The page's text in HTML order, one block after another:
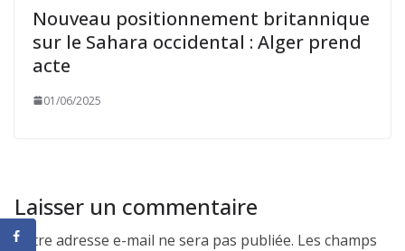
Nouveau positionnement britannique
sur le Sahara occidental : Alger prend
acte
01/06/2025
Laisser un commentaire
Votre adresse e-mail ne sera pas publiée. Les champs